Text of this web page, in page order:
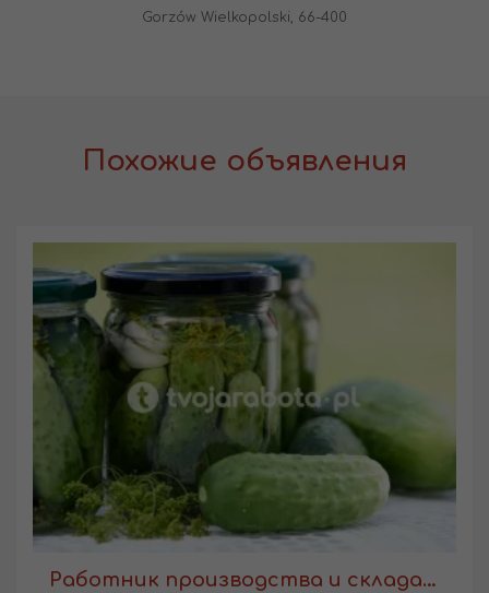
Gorzów Wielkopolski, 66-400
Похожие объявления
Работник производства и склада консервации